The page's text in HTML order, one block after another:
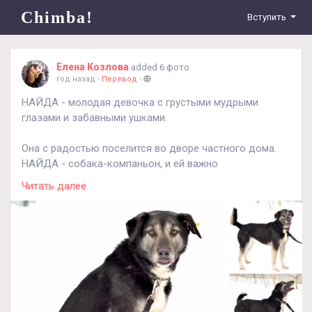
Chimba! Вступить
Елена Козлова added 6 фото
год назад - Перевод -
НАЙДА - молодая девочка с грустыми мудрыми
глазами и забавными ушками.
Она с радостью поселится во дворе частного дома.
НАЙДА - собака-компаньон, и ей важно
взаимодействие с хозяином, совместные игры,
занятия, активные прогулки, да и просто поваляться
рядом, подставив пузико под почесушки 🤗
Очень нежная и ласковая, сообразительная,
добродушная и по-хорошему озорная девочка.
А как она будет встречать человека дома!!!👍
С НАЙДОЙ не заскучаешь! Ладит с детьми и станет им
Читать далее